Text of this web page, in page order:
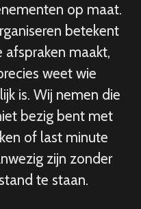
op maat.
betekent
maakt,
weet wie
is. Wij nemen die
bezig bent met
of last minute
zijn zonder
te staan.